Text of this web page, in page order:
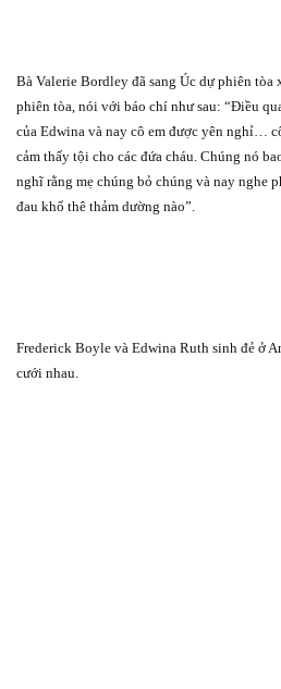
Bà Valerie Bordley đã sang Úc dự phiên tòa
phiên tòa, nói với báo chí như sau: “Điều
của Edwina và nay cô em được yên nghỉ…
cảm thấy tội cho các đứa cháu. Chúng nó
nghĩ rằng mẹ chúng bỏ chúng và nay nghe
đau khổ thê thảm dường nào”.
Frederick Boyle và Edwina Ruth sinh đẻ ở
cưới nhau.